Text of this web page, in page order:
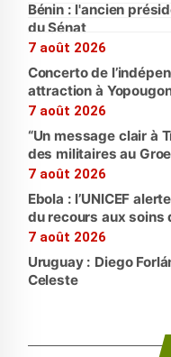
Bénin : l'ancien
du Sénat
7 août 2026
Concerto de
attraction à
7 août 2026
“Un message clair à
des militaires au
7 août 2026
Ebola : l’UNICEF
du recours aux soins
7 août 2026
Uruguay : Diego
Celeste